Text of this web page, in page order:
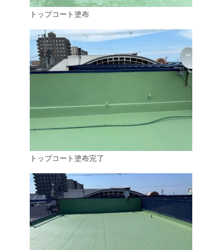
トップコート塗布
トップコート塗布完了